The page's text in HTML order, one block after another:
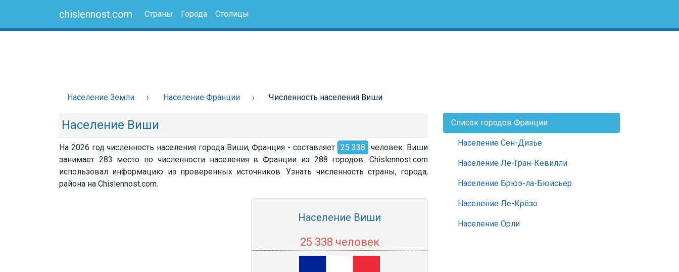
chislennost.com Страны Города Столицы
Население Земли Население Франции Численность населения Виши
Население Виши
На 2026 год численность населения города Виши, Франция - составляет 25 338
человек. Виши
занимает 283 место по численности населения в Франции из 288 городов. Chislennost.com
использовал информацию из проверенных источников. Узнать численность страны, города,
района на Chislennost.com.
Население Виши
25 338 человек
Список городов Франции
Население Сен-Дизье
Население Ле-Гран-Кевилли
Население Брюэ-ла-Бюисьер
Население Ле-Крёзо
Население Орли